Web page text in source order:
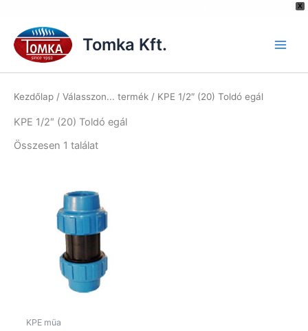
X
content
Tomka Kft.
Kezdőlap / Válasszon... termék / KPE 1/2″ (20) Toldó egál
KPE 1/2″ (20) Toldó egál
Összesen 1 találat
KPE müa